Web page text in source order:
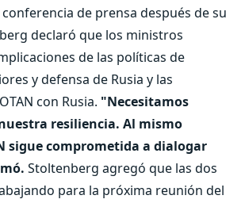
conferencia de prensa después de su
declaró que los ministros
de las políticas de
y defensa de Rusia y las
con Rusia. "Necesitamos
resiliencia. Al mismo
sigue comprometida a dialogar
Stoltenberg agregó que las dos
para la próxima reunión del